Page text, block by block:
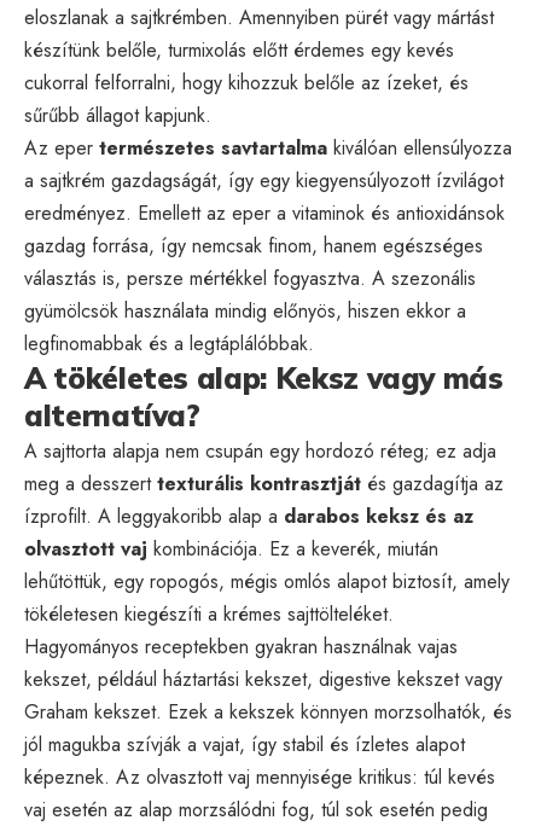
eloszlanak a sajtkrémben. Amennyiben pürét vagy mártást
készítünk belőle, turmixolás előtt érdemes egy kevés
cukorral felforralni, hogy kihozzuk belőle az ízeket, és
sűrűbb állagot kapjunk.
Az eper természetes savtartalma kiválóan ellensúlyozza
a sajtkrém gazdagságát, így egy kiegyensúlyozott ízvilágot
eredményez. Emellett az eper a vitaminok és antioxidánsok
gazdag forrása, így nemcsak finom, hanem egészséges
választás is, persze mértékkel fogyasztva. A szezonális
gyümölcsök használata mindig előnyös, hiszen ekkor a
legfinomabbak és a legtáplálóbbak.
A tökéletes alap: Keksz vagy más
alternatíva?
A sajttorta alapja nem csupán egy hordozó réteg; ez adja
meg a desszerttexturális kontrasztját és gazdagítja az
ízprofilt. A leggyakoribb alap a darabos keksz és az
olvasztott vaj kombinációja. Ez a keverék, miután
lehűtöttük, egy ropogós, mégis omlós alapot biztosít, amely
tökéletesen kiegészíti a krémes sajttölteléket.
Hagyományos receptekben gyakran használnak vajas
kekszet, például háztartási kekszet, digestive kekszet vagy
Graham kekszet. Ezek a kekszek könnyen morzsolhatók, és
jól magukba szívják a vajat, így stabil és ízletes alapot
képeznek. Az olvasztott vaj mennyisége kritikus: túl kevés
vaj esetén az alap morzsálódni fog, túl sok esetén pedig